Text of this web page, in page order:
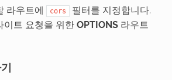
라우트에 cors
필터를 지정합니다.
이트 요청을 위한 OPTIONS라우트